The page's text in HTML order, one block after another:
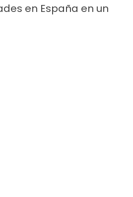
en España en un